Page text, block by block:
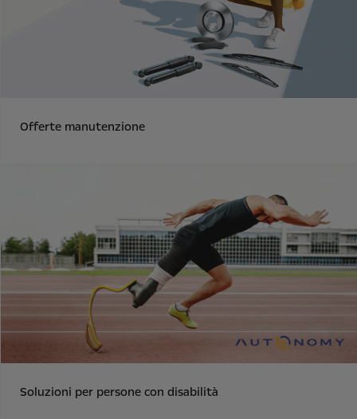
Offerte manutenzione
Soluzioni per persone con disabilità